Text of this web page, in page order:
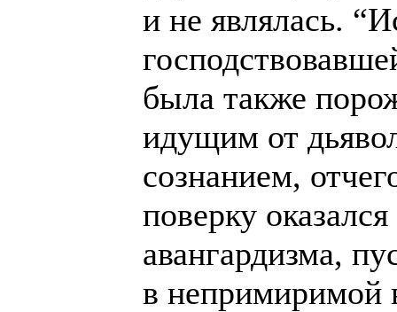
и не являлась.
была также
идущим от
сознанием,
поверку
авангардизма,
в непримиримой